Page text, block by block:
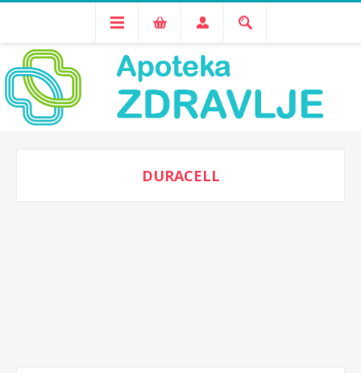
DURACELL